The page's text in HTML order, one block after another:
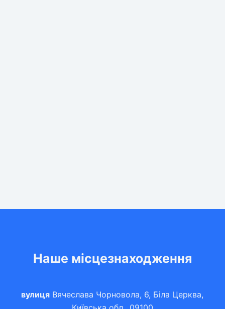
Наше місцезнаходження
вулиця Вячеслава Чорновола, 6, Біла Церква,